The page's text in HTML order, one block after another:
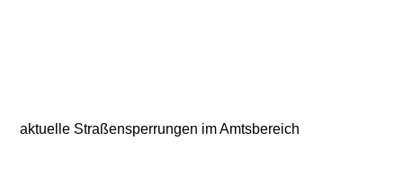
aktuelle Straßensperrungen im Amtsbereich